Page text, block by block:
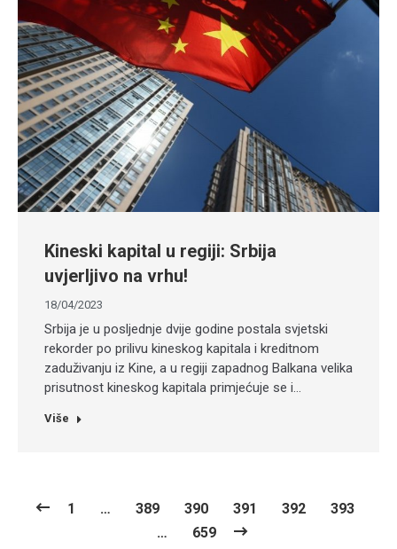
Kineski kapital u regiji: Srbija
uvjerljivo na vrhu!
18/04/2023
Srbija je u posljednje dvije godine postala svjetski
rekorder po prilivu kineskog kapitala i kreditnom
zaduživanju iz Kine, a u regiji zapadnog Balkana velika
prisutnost kineskog kapitala primjećuje se i…
Više
1 … 389 390 391 392
393
…
659